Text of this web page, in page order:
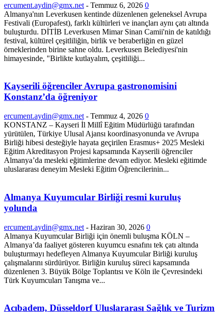
ercument.aydin@gmx.net - Temmuz 6, 2026 0
Almanya'nın Leverkusen kentinde düzenlenen geleneksel Avrupa
Festivali (Europafest), farklı kültürleri ve inançları aynı çatı altında
buluşturdu. DİTİB Leverkusen Mimar Sinan Camii'nin de katıldığı
festival, kültürel çeşitliliğin, birlik ve beraberliğin en güzel
örneklerinden birine sahne oldu. Leverkusen Belediyesi'nin
himayesinde, "Birlikte kutlayalım, çeşitliliği...
Kayserili öğrenciler Avrupa gastronomisini
Konstanz’da öğreniyor
ercument.aydin@gmx.net - Temmuz 4, 2026 0
KONSTANZ – Kayseri İl Millî Eğitim Müdürlüğü tarafından
yürütülen, Türkiye Ulusal Ajansı koordinasyonunda ve Avrupa
Birliği hibesi desteğiyle hayata geçirilen Erasmus+ 2025 Mesleki
Eğitim Akreditasyon Projesi kapsamında Kayserili öğrenciler
Almanya’da mesleki eğitimlerine devam ediyor. Mesleki eğitimde
uluslararası deneyim Mesleki Eğitim Öğrencilerinin...
Almanya Kuyumcular Birliği resmi kuruluş
yolunda
ercument.aydin@gmx.net - Haziran 30, 2026 0
Almanya Kuyumcular Birliği için önemli buluşma KÖLN –
Almanya’da faaliyet gösteren kuyumcu esnafını tek çatı altında
buluşturmayı hedefleyen Almanya Kuyumcular Birliği kuruluş
çalışmalarını sürdürüyor. Birliğin kuruluş süreci kapsamında
düzenlenen 3. Büyük Bölge Toplantısı ve Köln ile Çevresindeki
Türk Kuyumcuları Tanışma ve...
Acıbadem, Düsseldorf Uluslararası Sağlık ve Turizm